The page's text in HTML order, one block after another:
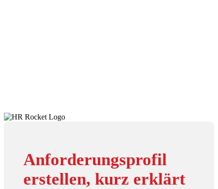
Anforderungsprofil
erstellen, kurz erklärt